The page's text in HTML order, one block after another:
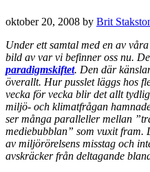
oktober 20, 2008 by Brit
Under ett samtal med en av våra
bild av var vi befinner oss nu.
paradigmskiftet. Den där
överallt. Hur pusslet läggs hos
vecka för vecka blir det allt
miljö- och klimatfrågan
ser många paralleller mellan
mediebubblan” som vuxit fram.
av miljörörelsens misstag och
avskräcker från deltagande